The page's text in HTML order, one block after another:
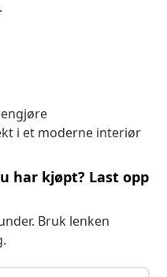
i et moderne interiør
har kjøpt? Last opp
Bruk lenken